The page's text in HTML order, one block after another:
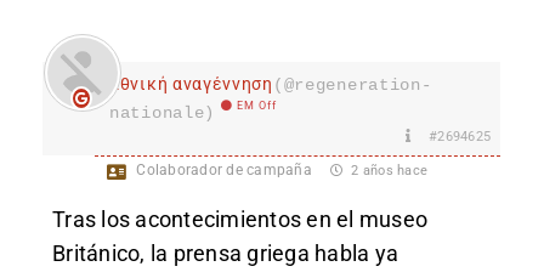
Εθνική αναγέννηση (@regeneration-
nationale)
EM Off
#2694625
Colaborador de campaña 2 años hace
Tras los acontecimientos en el museo
Británico, la prensa griega habla ya